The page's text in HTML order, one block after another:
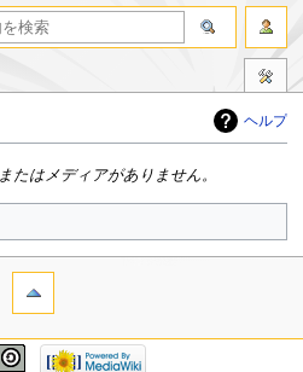
ヘルプ
たはメディアがありません。